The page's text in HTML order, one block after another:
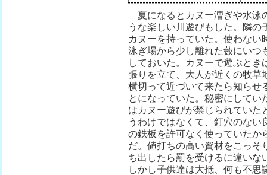
夏になるとカヌー漕ぎや水泳
うな楽しい川遊びもした。隣の
カヌーを持っていた。使わない
泳ぎ場から少し離れた藪にいつ
しておいた。カヌーで遊ぶとき
張りを立て、大人が近くの牧草
横切って近づいて来たら知らせ
とになっていた。秘密にしてい
はカヌー遊びが禁じられていた
うわけではなくて、釘穴のない
の鉄板を許可なく使っていたか
だ。値打ちの高い資材をこっそ
ち出したら罰を受けるに違いな
しかし子供達は大抵、何も不思